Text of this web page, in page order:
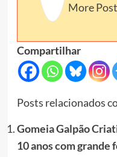
More
Compartilhar
Posts relacionados
Gomeia Galpão
10 anos com grande